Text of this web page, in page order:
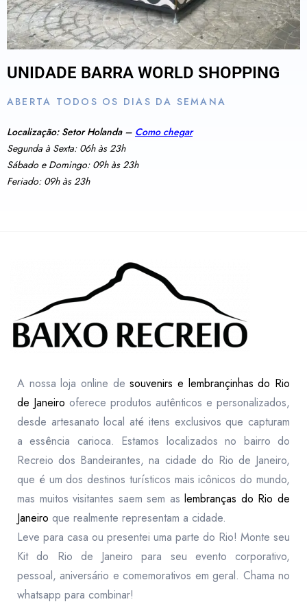
UNIDADE BARRA WORLD SHOPPING
ABERTA TODOS OS DIAS DA SEMANA
Localização: Setor Holanda – Como chegar
Segunda à Sexta: 06h às 23h
Sábado e Domingo: 09h às 23h
Feriado: 09h às 23h
A nossa loja online desouvenirs e lembrançinhas do Rio
de Janeiro oferece produtos autênticos e personalizados,
desde artesanato local até itens exclusivos que capturam
a essência carioca. Estamos localizados no bairro do
Recreio dos Bandeirantes, na cidade do Rio de Janeiro,
que é um dos destinos turísticos mais icônicos do mundo,
mas muitos visitantes saem sem aslembranças do Rio de
Janeiro que realmente representam a cidade.
Leve para casa ou presentei uma parte do Rio! Monte seu
Kit do Rio de Janeiro para seu evento corporativo,
pessoal, aniversário e comemorativos em geral. Chama no
whatsapp para combinar!